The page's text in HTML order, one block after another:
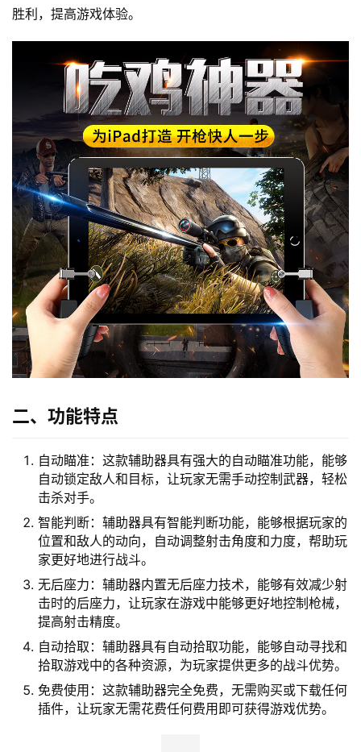
胜利，提高游戏体验。
二、功能特点
自动瞄准：这款辅助器具有强大的自动瞄准功能，能够
自动锁定敌人和目标，让玩家无需手动控制武器，轻松
击杀对手。
智能判断：辅助器具有智能判断功能，能够根据玩家的
位置和敌人的动向，自动调整射击角度和力度，帮助玩
家更好地进行战斗。
无后座力：辅助器内置无后座力技术，能够有效减少射
击时的后座力，让玩家在游戏中能够更好地控制枪械，
提高射击精度。
自动拾取：辅助器具有自动拾取功能，能够自动寻找和
拾取游戏中的各种资源，为玩家提供更多的战斗优势。
免费使用：这款辅助器完全免费，无需购买或下载任何
插件，让玩家无需花费任何费用即可获得游戏优势。